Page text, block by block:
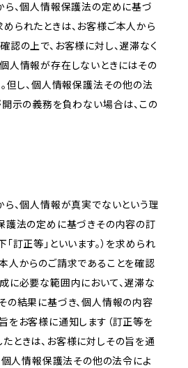
ら、個人情報保護法の定めに基づ
られたときは、お客様ご本人から
認の上で、お客様に対し、遅滞なく
人情報が存在しないときにはその
。但し、個人情報保護法その他の法
開示の義務を負わない場合は、この
ら、個人情報が真実でないという理
護法の定めに基づきその内容の訂
訂正等」といいます。）を求められ
人からのご請求であることを確認
に必要な範囲内において、遅滞な
の結果に基づき、個人情報の内容
をお客様に通知します（訂正等を
ときは、お客様に対しその旨を通
、個人情報保護法その他の法令によ